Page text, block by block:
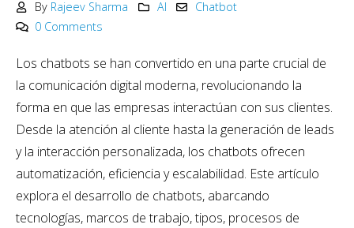
By Rajeev Sharma AI
Chatbot
0 Comments
Los chatbots se han convertido en una parte crucial de
la comunicación digital moderna, revolucionando la
forma en que las empresas interactúan con sus clientes.
Desde la atención al cliente hasta la generación de leads
y la interacción personalizada, los chatbots ofrecen
automatización, eficiencia y escalabilidad. Este artículo
explora el desarrollo de chatbots, abarcando
tecnologías, marcos de trabajo, tipos, procesos de